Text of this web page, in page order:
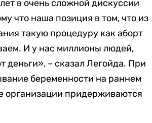
в очень сложной дискуссии
что наша позиция в том, что из
такую процедуру как аборт
И у нас миллионы людей,
деньги», – сказал Легойда. При
беременности на раннем
организации придерживаются